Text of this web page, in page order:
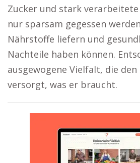
Zucker und stark
nur sparsam gegessen
Nährstoffe liefern und
Nachteile haben können.
ausgewogene Vielfalt, die
versorgt, was er braucht.